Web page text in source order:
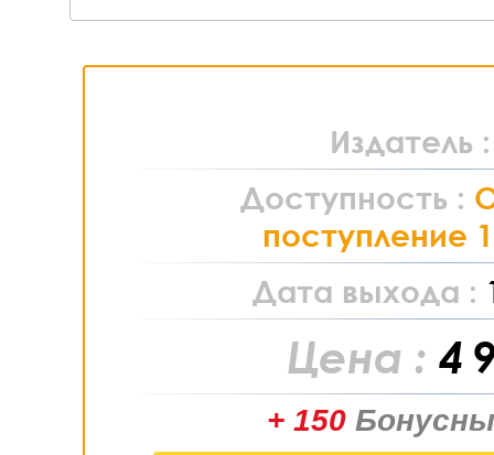
Издатель
Доступность :
поступление
Дата выхода :
Цена : 4
+ 150